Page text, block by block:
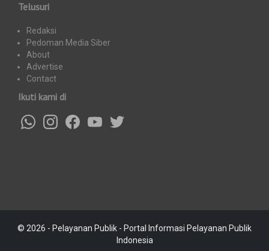
Telusuri
Redaksi
Pedoman Media Siber
About
Advertise
Contact
Ikuti kami di
© 2026 - Pelayanan Publik - Portal Informasi Pelayanan Publik
Indonesia